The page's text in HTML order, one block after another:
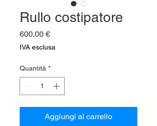
Rullo costipatore
600,00 €Prezzo
IVA esclusa
Quantità *
Aggiungi al carrello